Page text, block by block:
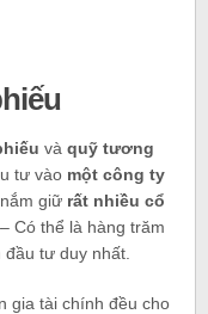
vàquỹ tương
tư vào một công ty
giữ rất nhiều cổ
– Có thể là hàng trăm
tư duy nhất.
gia tài chính đều cho